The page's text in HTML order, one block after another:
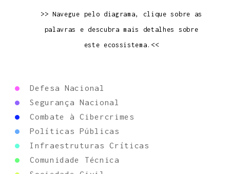
>> Navegue pelo diagrama, clique sobre as
palavras e descubra mais detalhes sobre
este ecossistema.<<
• Defesa Nacional
• Segurança Nacional
• Combate à Cibercrimes
• Políticas Públicas
• Infraestruturas Críticas
• Comunidade Técnica